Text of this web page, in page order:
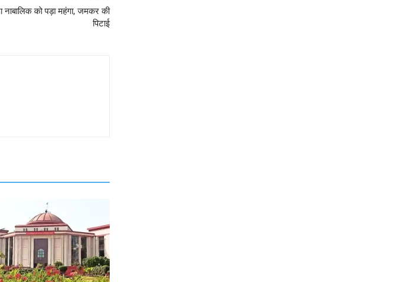
नाबालिक को पड़ा महंगा, जमकर की
पिटाई